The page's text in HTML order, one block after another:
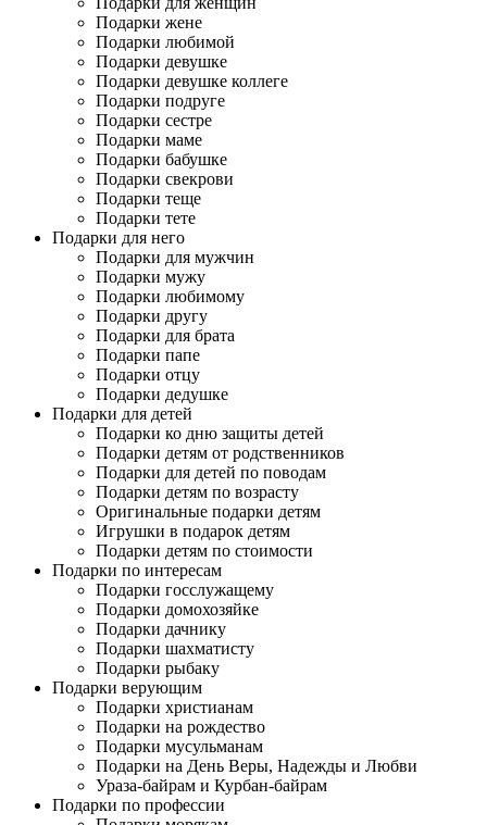
Подарки жене
Подарки любимой
Подарки девушке
Подарки девушке коллеге
Подарки подруге
Подарки сестре
Подарки маме
Подарки бабушке
Подарки свекрови
Подарки теще
Подарки тете
Подарки для него
Подарки для мужчин
Подарки мужу
Подарки любимому
Подарки другу
Подарки для брата
Подарки папе
Подарки отцу
Подарки дедушке
Подарки для детей
Подарки ко дню защиты детей
Подарки детям от родственников
Подарки для детей по поводам
Подарки детям по возрасту
Оригинальные подарки детям
Игрушки в подарок детям
Подарки детям по стоимости
Подарки по интересам
Подарки госслужащему
Подарки домохозяйке
Подарки дачнику
Подарки шахматисту
Подарки рыбаку
Подарки верующим
Подарки христианам
Подарки на рождество
Подарки мусульманам
Подарки на День Веры, Надежды и Любви
Ураза-байрам и Курбан-байрам
Подарки по профессии